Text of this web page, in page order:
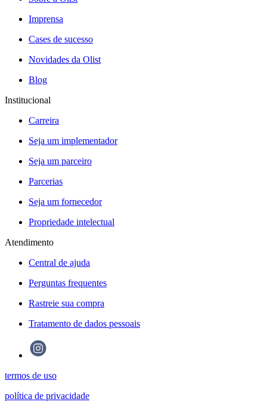
Imprensa
Cases de sucesso
Novidades da Olist
Blog
Institucional
Carreira
Seja um implementador
Seja um parceiro
Parcerias
Seja um fornecedor
Propriedade intelectual
Atendimento
Central de ajuda
Perguntas frequentes
Rastreie sua compra
Tratamento de dados pessoais
termos de uso
política de privacidade